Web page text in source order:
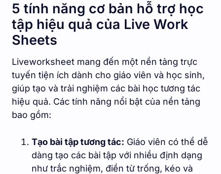
5 tính năng cơ bản hỗ trợ học
tập hiệu quả của Live Work
Sheets
Liveworksheet mang đến một nền tảng trực
tuyến tiện ích dành cho giáo viên và học sinh,
giúp tạo và trải nghiệm các bài học tương tác
hiệu quả. Các tính năng nổi bật của nền tảng
bao gồm:
Tạo bài tập tương tác: Giáo viên có thể dễ
dàng tạo các bài tập với nhiều định dạng
như trắc nghiệm, điền từ trống, kéo và